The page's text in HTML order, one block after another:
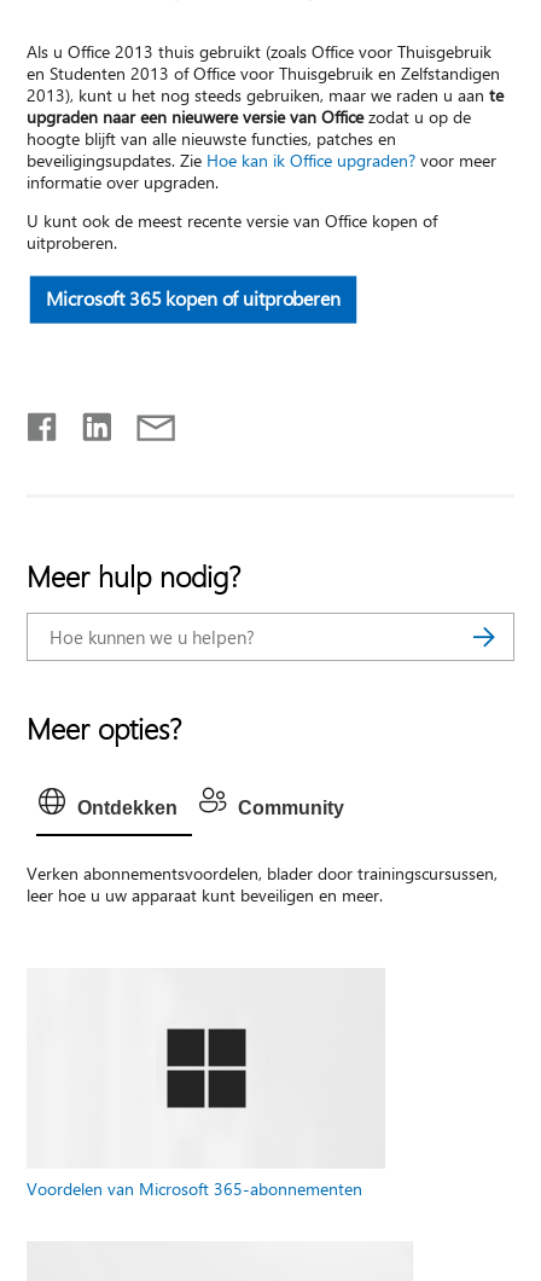
Als u Office 2013 thuis gebruikt (zoals Office voor Thuisgebruik
en Studenten 2013 of Office voor Thuisgebruik en Zelfstandigen
2013), kunt u het nog steeds gebruiken, maar we raden u aante
upgraden naar een nieuwere versie van Officezodat u op de
hoogte blijft van alle nieuwste functies, patches en
beveiligingsupdates. Zie Hoe kan ik Office upgraden? voor meer
informatie over upgraden.
U kunt ook de meest recente versie van Office kopen of
uitproberen.
Microsoft 365 kopen of uitproberen
Meer hulp nodig?
Meer opties?
Ontdekken Community
Verken abonnementsvoordelen, blader door trainingscursussen,
leer hoe u uw apparaat kunt beveiligen en meer.
Voordelen van Microsoft 365-abonnementen